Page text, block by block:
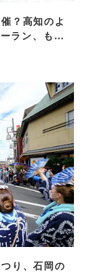
？高知のよ
ラン、もう
り、石岡の